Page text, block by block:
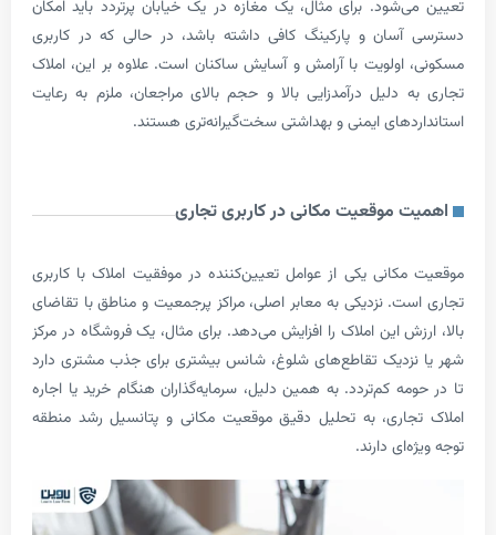
برای مثال، یک مغازه در یک خیابان پرتردد باید امکان
و پارکینگ کافی داشته باشد، در حالی که در کاربری
با آرامش و آسایش ساکنان است. علاوه بر این، املاک
دلیل درآمدزایی بالا و حجم بالای مراجعان، ملزم به رعایت
ایمنی و بهداشتی سخت‌گیرانه‌تری هستند.
موقعیت مکانی در کاربری تجاری
یکی از عوامل تعیین‌کننده در موفقیت املاک با کاربری
نزدیکی به معابر اصلی، مراکز پرجمعیت و مناطق با تقاضای
این املاک را افزایش می‌دهد. برای مثال، یک فروشگاه در مرکز
تقاطع‌های شلوغ، شانس بیشتری برای جذب مشتری دارد
کم‌تردد. به همین دلیل، سرمایه‌گذاران هنگام خرید یا اجاره
به تحلیل دقیق موقعیت مکانی و پتانسیل رشد منطقه
دارند.